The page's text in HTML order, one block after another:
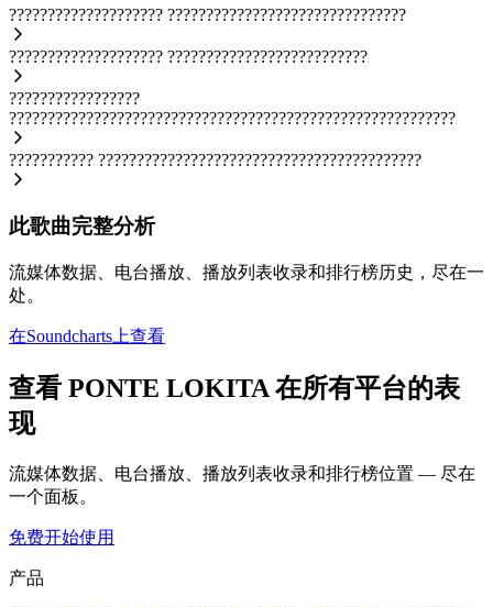
???????????????????? ???????????????????????????????
???????????????????? ??????????????????????????
?????????????????
??????????????????????????????????????????????????????????
??????????? ??????????????????????????????????????????
此歌曲完整分析
流媒体数据、电台播放、播放列表收录和排行榜历史，尽在一
处。
在Soundcharts上查看
查看 PONTE LOKITA 在所有平台的表
现
流媒体数据、电台播放、播放列表收录和排行榜位置 — 尽在
一个面板。
免费开始使用
产品